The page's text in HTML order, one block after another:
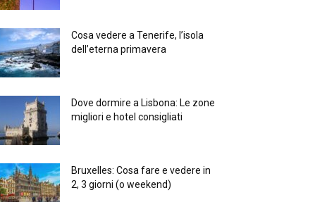
Cosa vedere a Tenerife, l’isola
dell’eterna primavera
Dove dormire a Lisbona: Le zone
migliori e hotel consigliati
Bruxelles: Cosa fare e vedere in
2, 3 giorni (o weekend)